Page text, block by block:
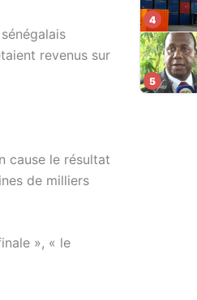
revenus sur
cause le résultat
de milliers
», « le
4
5